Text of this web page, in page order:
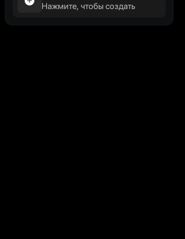
Нажмите, чтобы создать